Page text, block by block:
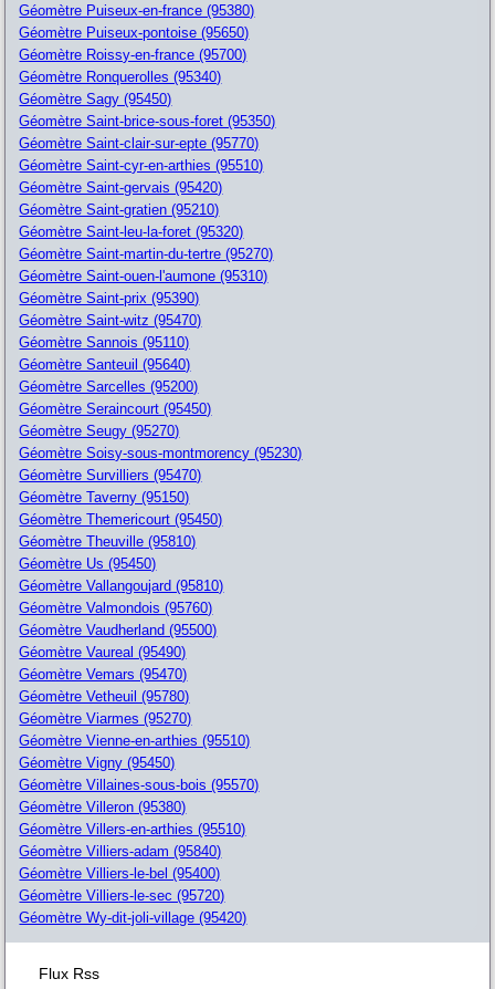
Géomètre Puiseux-en-france (95380)
Géomètre Puiseux-pontoise (95650)
Géomètre Roissy-en-france (95700)
Géomètre Ronquerolles (95340)
Géomètre Sagy (95450)
Géomètre Saint-brice-sous-foret (95350)
Géomètre Saint-clair-sur-epte (95770)
Géomètre Saint-cyr-en-arthies (95510)
Géomètre Saint-gervais (95420)
Géomètre Saint-gratien (95210)
Géomètre Saint-leu-la-foret (95320)
Géomètre Saint-martin-du-tertre (95270)
Géomètre Saint-ouen-l'aumone (95310)
Géomètre Saint-prix (95390)
Géomètre Saint-witz (95470)
Géomètre Sannois (95110)
Géomètre Santeuil (95640)
Géomètre Sarcelles (95200)
Géomètre Seraincourt (95450)
Géomètre Seugy (95270)
Géomètre Soisy-sous-montmorency (95230)
Géomètre Survilliers (95470)
Géomètre Taverny (95150)
Géomètre Themericourt (95450)
Géomètre Theuville (95810)
Géomètre Us (95450)
Géomètre Vallangoujard (95810)
Géomètre Valmondois (95760)
Géomètre Vaudherland (95500)
Géomètre Vaureal (95490)
Géomètre Vemars (95470)
Géomètre Vetheuil (95780)
Géomètre Viarmes (95270)
Géomètre Vienne-en-arthies (95510)
Géomètre Vigny (95450)
Géomètre Villaines-sous-bois (95570)
Géomètre Villeron (95380)
Géomètre Villers-en-arthies (95510)
Géomètre Villiers-adam (95840)
Géomètre Villiers-le-bel (95400)
Géomètre Villiers-le-sec (95720)
Géomètre Wy-dit-joli-village (95420)
Flux Rss